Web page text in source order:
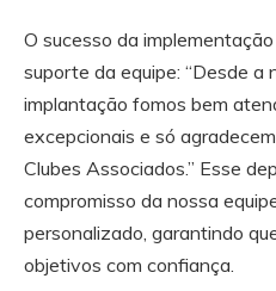
O sucesso da
suporte da equipe: “Desde a
implantação fomos bem
excepcionais e só
Clubes Associados.” Esse
compromisso da nossa
personalizado, garantindo
objetivos com confiança.